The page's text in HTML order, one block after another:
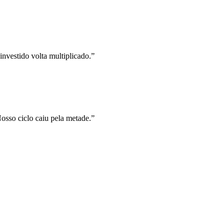
volta multiplicado.”
ciclo caiu pela metade.”